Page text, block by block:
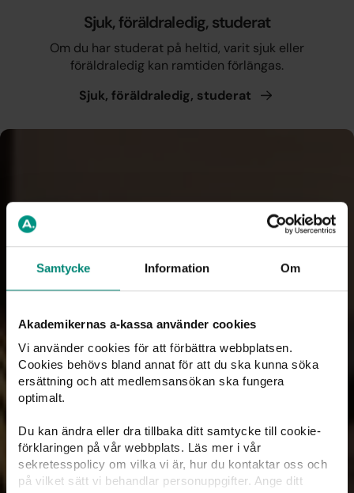
Samtycke Information Om
Akademikernas a-kassa använder cookies
Vi använder cookies för att förbättra webbplatsen.
Cookies behövs bland annat för att du ska kunna söka
ersättning och att medlemsansökan ska fungera
optimalt.
Du kan ändra eller dra tillbaka ditt samtycke till cookie-
förklaringen på vår webbplats. Läs mer i vår
sekretesspolicy om vilka vi är, hur du kontaktar oss och
på vilket sätt vi behandlar personuppgifter. Ange ditt
Sjuk, föräldraledig, studerat
Om du har studerat på heltid, varit sjuk eller
föräldraledig kan ramtiden förlängas.
Sjuk, föräldraledig, studerat
Ansök enkelt digitalt – och få
hjälp när du behöver det
Med bank-id kan du sköta hela din ansökan digitalt och
ladda upp dina handlingar i Mina sidor. Vi vet att den
generella informationen inte alltid räcker – men ett
telefonsamtal löser det mesta och kan göra att du får